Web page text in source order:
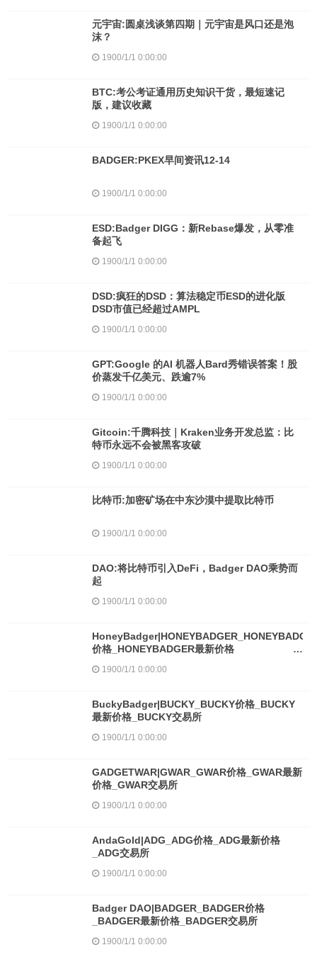
元宇宙:圆桌浅谈第四期｜元宇宙是风口还是泡
沫？
1900/1/1 0:00:00
BTC:考公考证通用历史知识干货，最短速记
版，建议收藏
1900/1/1 0:00:00
BADGER:PKEX早间资讯12-14
1900/1/1 0:00:00
ESD:Badger DIGG：新Rebase爆发，从零准
备起飞
1900/1/1 0:00:00
DSD:疯狂的DSD：算法稳定币ESD的进化版
DSD市值已经超过AMPL
1900/1/1 0:00:00
GPT:Google 的AI 机器人Bard秀错误答案！股
价蒸发千亿美元、跌逾7%
1900/1/1 0:00:00
Gitcoin:千腾科技｜Kraken业务开发总监：比
特币永远不会被黑客攻破
1900/1/1 0:00:00
比特币:加密矿场在中东沙漠中提取比特币
1900/1/1 0:00:00
DAO:将比特币引入DeFi，Badger DAO乘势而
起
1900/1/1 0:00:00
价格_HONEYBADGER最新价格
1900/1/1 0:00:00
BuckyBadger|BUCKY_BUCKY价格_BUCKY
最新价格_BUCKY交易所
1900/1/1 0:00:00
GADGETWAR|GWAR_GWAR价格_GWAR最新
价格_GWAR交易所
1900/1/1 0:00:00
AndaGold|ADG_ADG价格_ADG最新价格
_ADG交易所
1900/1/1 0:00:00
Badger DAO|BADGER_BADGER价格
_BADGER最新价格_BADGER交易所
1900/1/1 0:00:00